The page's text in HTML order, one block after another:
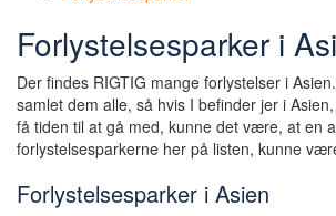
Forlystelsesparker i
Der findes RIGTIG mange forlystelser i
samlet dem alle, så hvis I befinder jer i
få tiden til at gå med, kunne det være, at en
forlystelsesparkerne her på listen, kunne
Forlystelsesparker i Asien